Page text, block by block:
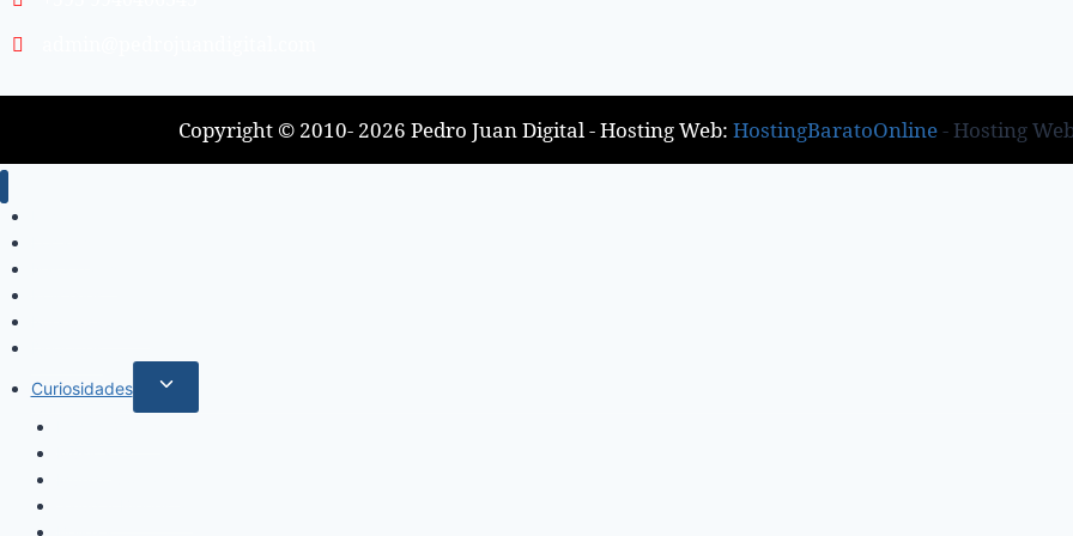
Copyright © 2010- 2026 Pedro Juan Digital - Hosting Web: HostingBaratoOnline- Hosting
Curiosidades